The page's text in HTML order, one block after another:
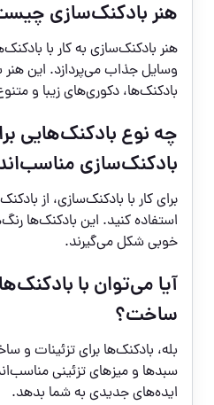
هنر بادکنک‌سازی
هنر بادکنک‌سازی به کار با
وسایل جذاب می‌پردازد. این
بادکنک‌ها، دکوری‌های زیبا و
چه نوع بادکنک‌هایی
بادکنک‌سازی
برای کار با بادکنک‌سازی، از
استفاده کنید. این بادکنک‌ها
خوبی شکل می‌گیرند.
آیا می‌توان با
ساخت؟
بله، بادکنک‌ها برای تزئینات و
سبدها و میزهای تزئینی
ایده‌های جدیدی به شما بدهد.